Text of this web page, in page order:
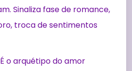
Sinaliza fase de romance,
troca de sentimentos
É o arquétipo do amor